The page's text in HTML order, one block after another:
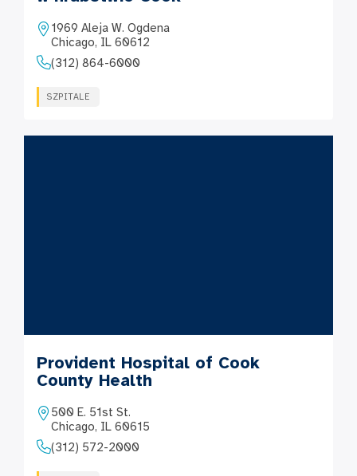
1969 Aleja W. Ogdena
Chicago, IL 60612
(312) 864-6000
SZPITALE
Provident Hospital of Cook
County Health
500 E. 51st St.
Chicago, IL 60615
(312) 572-2000